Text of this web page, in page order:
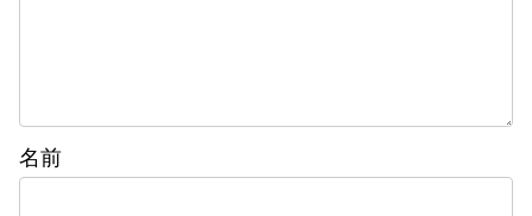
名前